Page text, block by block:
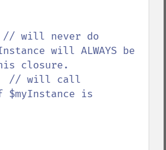
// will never do
will ALWAYS be
// will call
$myInstance is